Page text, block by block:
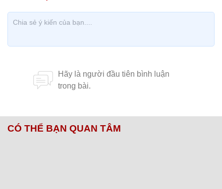
CÓ THỂ BẠN QUAN TÂM